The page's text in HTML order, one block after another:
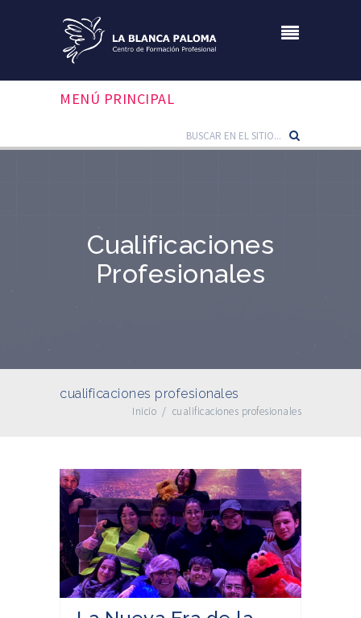
MENÚ PRINCIPAL
Cualificaciones
Profesionales
cualificaciones profesionales
Inicio / cualificaciones profesionales